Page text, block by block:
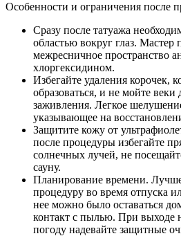
Особенности и ограничения после
Сразу после татуажа
областью вокруг глаз. Мастер
межресничное пространство
хлоргексидином.
Избегайте удаления корочек,
образоваться, и не мойте
заживления. Легкое
указывающее на
Защитите кожу от
после процедуры избегайте
солнечных лучей, не
сауну.
Планирование времени.
процедуру во время отпуска
нее можно было оставаться
контакт с пылью. При выходе
погоду надевайте защитные